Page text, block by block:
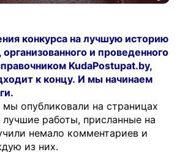
конкурса на лучшую историю
и проведенного
KudaPostupat.by,
к концу. И мы начинаем
опубликовали на страницах
лучшие работы, присланные на
немало комментариев и
из них.